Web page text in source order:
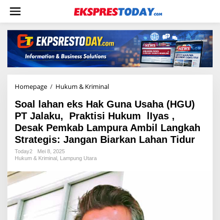
w
Homepage / Hukum & Kriminal
a
l
l
a
h
k
s
H
k
Soal lahan eks Hak Guna Usaha (HGU)
PT Jalaku, Praktisi Hukum lIyas ,
Desak Pemkab Lampura Ambil Langkah
Strategis: Jangan Biarkan Lahan Tidur
Today2
Mei 8, 2025
Hukum & Kriminal , Lampung Utara